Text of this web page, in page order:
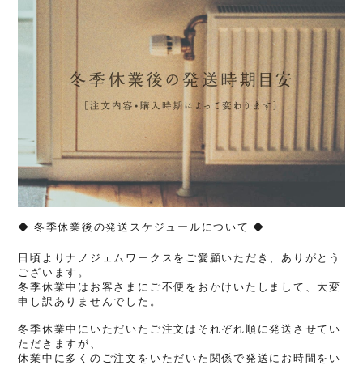
◆ 冬季休業後の発送スケジュールについて ◆
日頃よりナノジェムワークスをご愛顧いただき、ありがとう
ございます。
冬季休業中はお客さまにご不便をおかけいたしまして、大変
申し訳ありませんでした。
冬季休業中にいただいたご注文はそれぞれ順に発送させてい
ただきますが、
休業中に多くのご注文をいただいた関係で発送にお時間をい